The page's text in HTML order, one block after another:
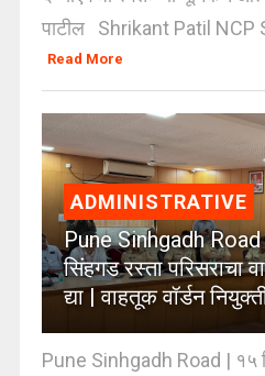
पाटील Shrikant Patil NCP
Read More
ADMINISTRATIVE
Pune Sinhgadh Road
सिंहगड रस्ता परिसराचा
द्या | वाहतूक वॉर्डन
Pune Sinhgadh Road | १५